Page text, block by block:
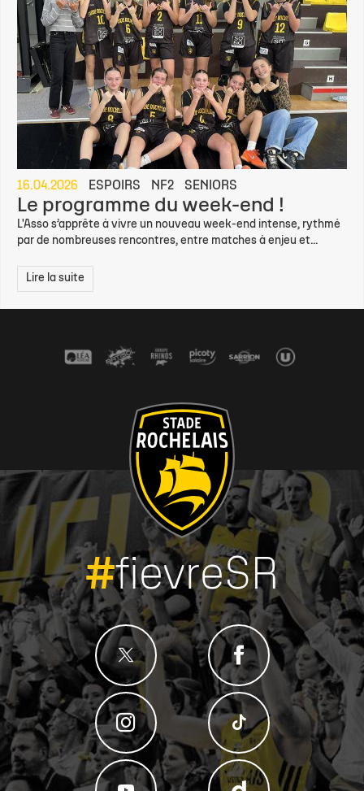
16.04.2026 ESPOIRS NF2 SENIORS
Le programme du week-end !
L'Asso s’apprête à vivre un nouveau week-end intense, rythmé
par de nombreuses rencontres, entre matches à enjeu et...
Lire la suite
#fievreSR